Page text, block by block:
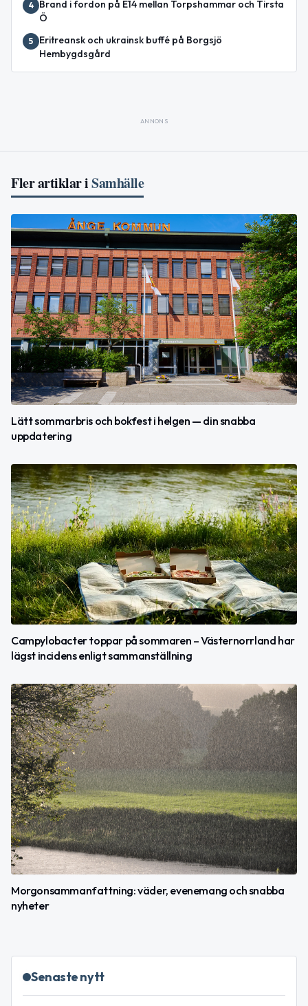
4
Brand i fordon på E14 mellan Torpshammar och Tirsta
Ö
5
Eritreansk och ukrainsk buffé på Borgsjö
Hembygdsgård
ANNONS
Fler artiklar iSamhälle
Lätt sommarbris och bokfest i helgen — din snabba
uppdatering
Campylobacter toppar på sommaren – Västernorrland har
lägst incidens enligt sammanställning
Morgonsammanfattning: väder, evenemang och snabba
nyheter
Senaste nytt